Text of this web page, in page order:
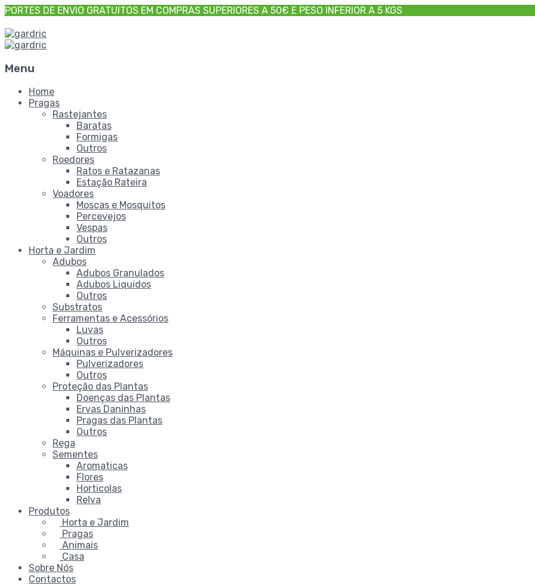
PORTES DE ENVIO GRATUITOS EM COMPRAS SUPERIORES A 50€ E PESO INFERIOR A 5 KGS
Menu
Skip
Home
Pragas
Rastejantes
Baratas
Formigas
Outros
Roedores
Ratos e Ratazanas
Estação Rateira
Voadores
Moscas e Mosquitos
Percevejos
Vespas
Outros
Horta e Jardim
Adubos
Adubos Granulados
Adubos Liquidos
Outros
Substratos
Ferramentas e Acessórios
Luvas
Outros
Máquinas e Pulverizadores
Pulverizadores
Outros
Proteção das Plantas
Doenças das Plantas
Ervas Daninhas
Pragas das Plantas
Outros
Rega
Sementes
Aromaticas
Flores
Horticolas
Relva
Produtos
Horta e Jardim
Pragas
Animais
Casa
Sobre Nós
Contactos